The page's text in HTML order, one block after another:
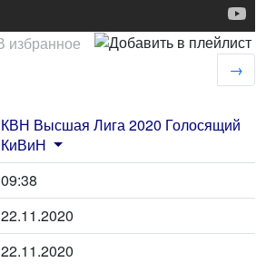
→
КВН Высшая Лига 2020 Голосящий
КиВиН
09:38
22.11.2020
22.11.2020